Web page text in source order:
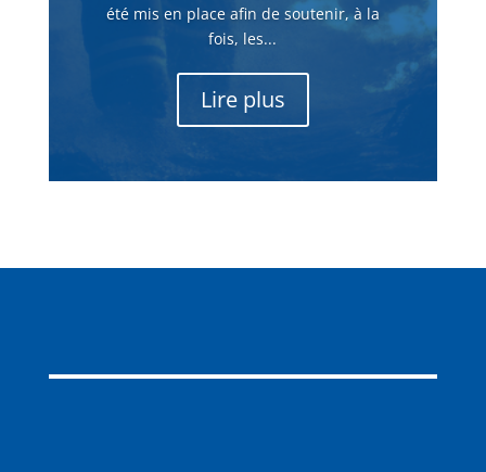
été mis en place afin de soutenir, à la
fois, les...
Lire plus